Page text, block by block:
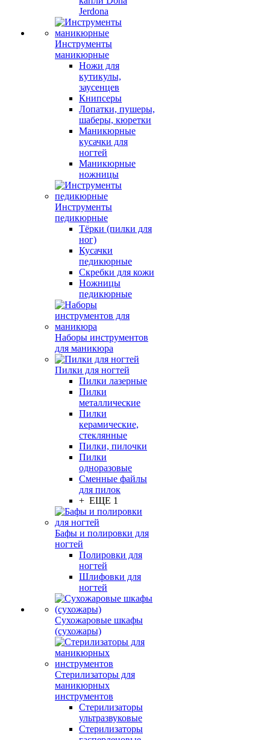
Jerdona
Инструменты
маникюрные
Ножи для
кутикулы,
заусенцев
Книпсеры
Лопатки, пушеры,
шаберы, кюретки
Маникюрные
кусачки для
ногтей
Маникюрные
ножницы
Инструменты
педикюрные
Тёрки (пилки для
ног)
Кусачки
педикюрные
Скребки для кожи
Ножницы
педикюрные
Наборы инструментов
для маникюра
Пилки для ногтей
Пилки лазерные
Пилки
металлические
Пилки
керамические,
стеклянные
Пилки, пилочки
Пилки
одноразовые
Сменные файлы
для пилок
+ ЕЩЕ 1
Бафы и полировки для
ногтей
Полировки для
ногтей
Шлифовки для
ногтей
Сухожаровые шкафы
(сухожары)
Стерилизаторы для
маникюрных
инструментов
Стерилизаторы
ультразвуковые
Стерилизаторы